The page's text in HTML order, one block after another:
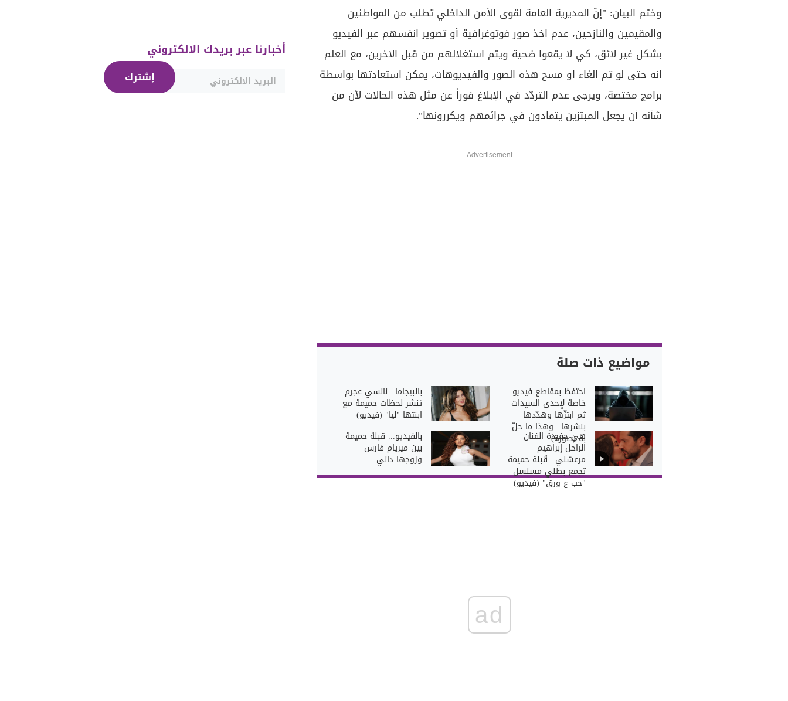
وختم البيان: "إنّ المديرية العامة لقوى الأمن الداخلي تطلب من المواطنين
والمقيمين والنازحين، عدم اخذ صور فوتوغرافية أو تصوير انفسهم عبر الفيديو
بشكل غير لائق، كي لا يقعوا ضحية ويتم استغلالهم من قبل الاخرين، مع العلم
انه حتى لو تم الغاء او مسح هذه الصور والفيديوهات، يمكن استعادتها بواسطة
برامج مختصة، ويرجى عدم التردّد في الإبلاغ فوراً عن مثل هذه الحالات لأن من
شأنه أن يجعل المبتزين يتمادون في جرائمهم ويكررونها".
Advertisement
مواضيع ذات صلة
احتفظ بمقاطع فيديو
خاصة لإحدى السيدات
ثم ابتزّها وهدّدها
بنشرها.. وهذا ما حلّ
به (صورة)
بالبيجاما.. نانسي عجرم
تنشر لحظات حميمة مع
ابنتها "ليا" (فيديو)
هي حفيدة الفنان
الراحل إبراهيم
مرعشلي.. قُبلة حميمة
تجمع بطلي مسلسل
"حب ع ورق" (فيديو)
بالفيديو... قبلة حميمة
بين ميريام فارس
وزوجها داني
ad
أخبارنا عبر بريدك الالكتروني
إشترك